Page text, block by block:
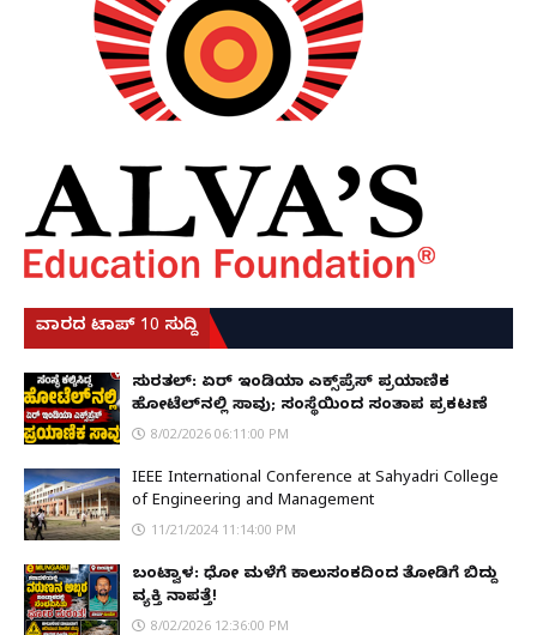
ವಾರದ ಟಾಪ್ 10 ಸುದ್ದಿ
ಸುರತ್ಕಲ್: ಏರ್ ಇಂಡಿಯಾ ಎಕ್ಸ್‌ಪ್ರೆಸ್ ಪ್ರಯಾಣಿಕ
ಹೋಟೆಲ್‌ನಲ್ಲಿ ಸಾವು; ಸಂಸ್ಥೆಯಿಂದ ಸಂತಾಪ ಪ್ರಕಟಣೆ
8/02/2026 06:11:00 PM
IEEE International Conference at Sahyadri College
of Engineering and Management
11/21/2024 11:14:00 PM
ಬಂಟ್ವಾಳ: ಧೋ ಮಳೆಗೆ ಕಾಲುಸಂಕದಿಂದ ತೋಡಿಗೆ ಬಿದ್ದು
ವ್ಯಕ್ತಿ ನಾಪತ್ತೆ!
8/02/2026 12:36:00 PM